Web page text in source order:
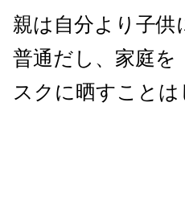
親は自分より子
普通だし、家庭を
スクに晒すことは